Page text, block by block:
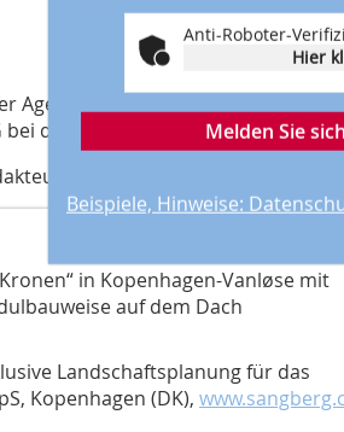
Agentur Presigno in Dortmund und
bei der
der Zeitschrift dach+holzbau.
in Kopenhagen-Vanløse mit
auf dem Dach
Landschaftsplanung für das
Kopenhagen (DK),
Anti-Roboter-
Hier
Melden Sie
Beispiele, Hinweise: